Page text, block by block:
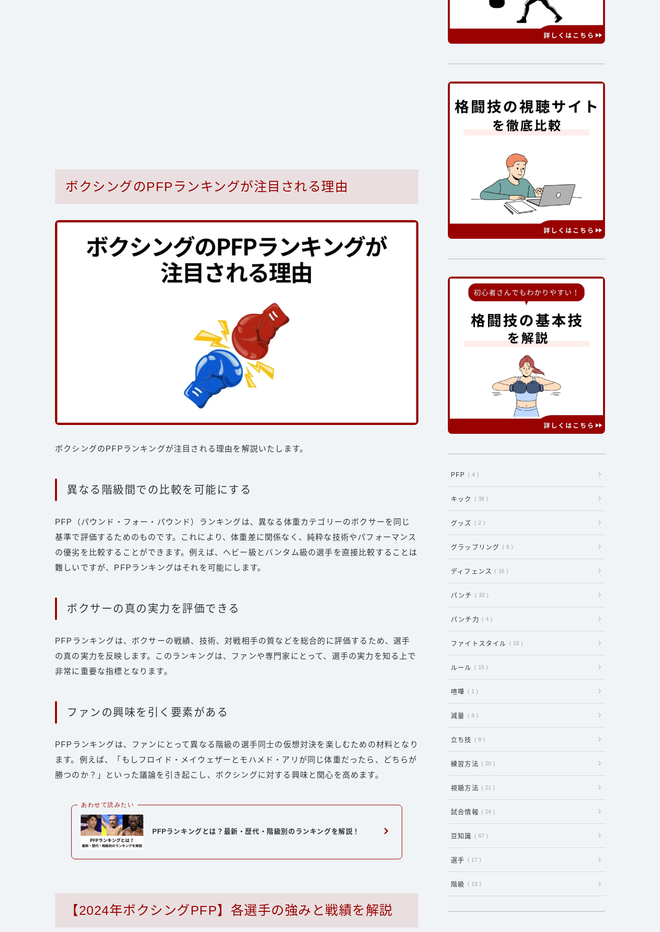
ボクシングのPFPランキングが注目される理由
ボクシングのPFPランキングが注目される理由を解説いたします。
異なる階級間での比較を可能にする
PFP（パウンド・フォー・パウンド）ランキングは、異なる体重カテゴリーのボクサーを同じ
基準で評価するためのものです。これにより、体重差に関係なく、純粋な技術やパフォーマンス
の優劣を比較することができます。例えば、ヘビー級とバンタム級の選手を直接比較することは
難しいですが、PFPランキングはそれを可能にします。
ボクサーの真の実力を評価できる
PFPランキングは、ボクサーの戦績、技術、対戦相手の質などを総合的に評価するため、選手
の真の実力を反映します。このランキングは、ファンや専門家にとって、選手の実力を知る上で
非常に重要な指標となります。
ファンの興味を引く要素がある
PFPランキングは、ファンにとって異なる階級の選手同士の仮想対決を楽しむための材料となり
ます。例えば、「もしフロイド・メイウェザーとモハメド・アリが同じ体重だったら、どちらが
勝つのか？」といった議論を引き起こし、ボクシングに対する興味と関心を高めます。
あわせて読みたい
PFPランキングとは？最新・歴代・階級別のランキングを解説！
【2024年ボクシングPFP】各選手の強みと戦績を解説
PFP 4
キック 38
グッズ 2
グラップリング 6
ディフェンス 16
パンチ 32
パンチ力 4
ファイトスタイル 15
ルール 15
喧嘩 1
減量 6
立ち技 8
練習方法 20
視聴方法 21
試合情報 24
豆知識 67
選手 17
階級 13